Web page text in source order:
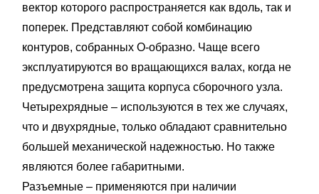
вектор которого распространяется как вдоль, так и
поперек. Представляют собой комбинацию
контуров, собранных О-образно. Чаще всего
эксплуатируются во вращающихся валах, когда не
предусмотрена защита корпуса сборочного узла.
Четырехрядные – используются в тех же случаях,
что и двухрядные, только обладают сравнительно
большей механической надежностью. Но также
являются более габаритными.
Разъемные – применяются при наличии